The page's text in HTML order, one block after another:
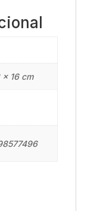
× 16 cm